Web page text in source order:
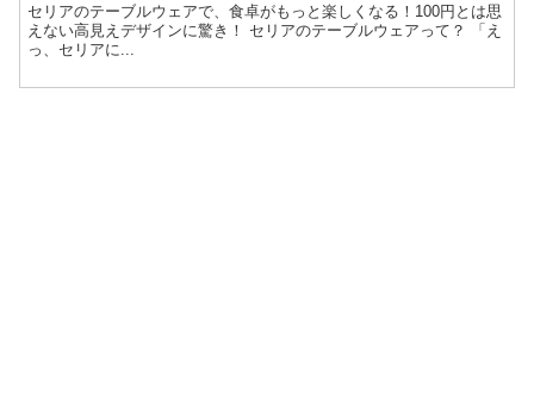
セリアのテーブルウェアで、食卓がもっと楽しくなる！100円とは思
えない高見えデザインに驚き！ セリアのテーブルウェアって？ 「え
っ、セリアに...